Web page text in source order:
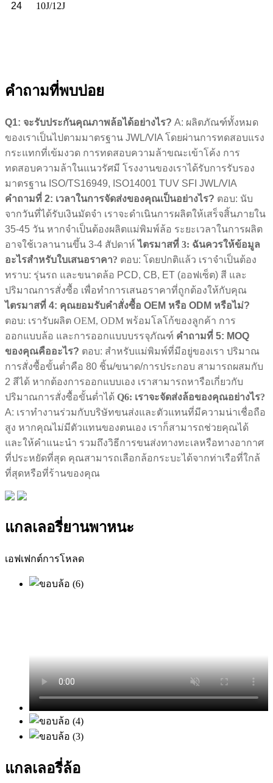
24 10J/12J
คำถามที่พบบ่อย
Q1: จะรับประกันคุณภาพล้อได้อย่างไร? A: ผลิตภัณฑ์ทั้งหมด
ของเราเป็นไปตามมาตรฐาน JWL/VIA โดยผ่านการทดสอบแรง
กระแทกที่เข้มงวด การทดสอบความล้าขณะเข้าโค้ง การ
ทดสอบความล้าในแนวรัศมี โรงงานของเราได้รับการรับรอง
มาตรฐาน ISO/TS16949, ISO14001 TUV SFI JWL/VIA
คำถามที่ 2: เวลาในการจัดส่งของคุณเป็นอย่างไร? ตอบ: นับ
จากวันที่ได้รับเงินมัดจำ เราจะดำเนินการผลิตให้เสร็จสิ้นภายใน
35-45 วัน หากจำเป็นต้องผลิตแม่พิมพ์ล้อ ระยะเวลาในการผลิต
อาจใช้เวลานานขึ้น 3-4 สัปดาห์ ไตรมาสที่ 3: ฉันควรให้ข้อมูล
อะไรสำหรับใบเสนอราคา? ตอบ: โดยปกติแล้ว เราจำเป็นต้อง
ทราบ: รุ่นรถ และขนาดล้อ PCD, CB, ET (ออฟเซ็ต) สี และ
ปริมาณการสั่งซื้อ เพื่อทำการเสนอราคาที่ถูกต้องให้กับคุณ
ไตรมาสที่ 4: คุณยอมรับคำสั่งซื้อ OEM หรือ ODM หรือไม่?
ตอบ: เรารับผลิต OEM, ODM พร้อมโลโก้ของลูกค้า การ
ออกแบบล้อ และการออกแบบบรรจุภัณฑ์ คำถามที่ 5: MOQ
ของคุณคืออะไร? ตอบ: สำหรับแม่พิมพ์ที่มีอยู่ของเรา ปริมาณ
การสั่งซื้อขั้นต่ำคือ 80 ชิ้น/ขนาด/การประกอบ สามารถผสมกับ
2 สีได้ หากต้องการออกแบบเอง เราสามารถหารือเกี่ยวกับ
ปริมาณการสั่งซื้อขั้นต่ำได้ Q6: เราจะจัดส่งล้อของคุณอย่างไร?
A: เราทำงานร่วมกับบริษัทขนส่งและตัวแทนที่มีความน่าเชื่อถือ
สูง หากคุณไม่มีตัวแทนของตนเอง เราก็สามารถช่วยคุณได้
และให้คำแนะนำ รวมถึงวิธีการขนส่งทางทะเลหรือทางอากาศ
ที่ประหยัดที่สุด คุณสามารถเลือกล้อกระบะได้จากท่าเรือที่ใกล้
ที่สุดหรือที่ร้านของคุณ
แกลเลอรี่ยานพาหนะ
เอฟเฟกต์การโหลด
แกลเลอรี่ล้อ